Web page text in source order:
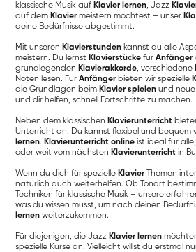
klassische Musik auf Klavier lernen, Jazz
auf dem Klavier meistern möchtest – unser
deine Bedürfnisse abgestimmt.
Mit unseren Klavierstunden kannst du alle
meistern. Du lernst Klavierstücke fürAnfänger
grundlegenden Klavierakkorde, verschiedene
Noten lesen. FürAnfänger bieten wir spezielle
die Grundlagen beim Klavier spielen und neue
und dir helfen, schnell Fortschritte zu machen.
Neben dem klassischen Klavierunterricht
Unterricht an. Du kannst flexibel und bequem
lernen. Klavierunterricht online ist ideal für
oder weit vom nächsten Klavierunterricht in
Wenn du dich für spezielle Klavier Themen
natürlich auch weiterhelfen. Ob Tonart
Techniken für klassische Musik – unsere
was du wissen musst, um nach deinen
lernen weiterzukommen.
Für diejenigen, die Jazz Klavier lernen
spezielle Kurse an. Vielleicht willst du erstmal